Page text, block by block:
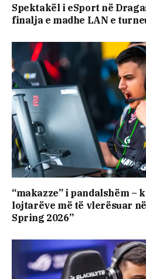
Spektakël i eSport në
finalja e madhe LAN e
“makazze” i pandalshëm –
lojtarëve më të vlerësuar
Spring 2026”